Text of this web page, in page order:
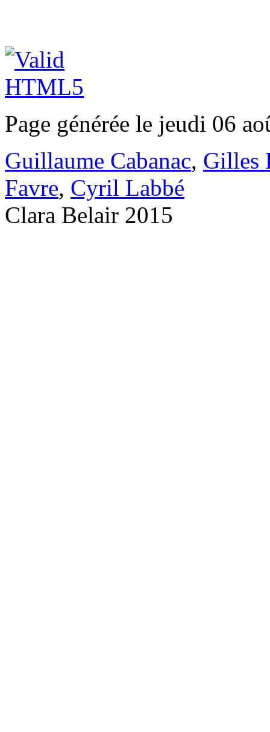
Page générée le jeudi 06
Guillaume Cabanac, Gilles
Favre, Cyril Labbé
Clara Belair 2015